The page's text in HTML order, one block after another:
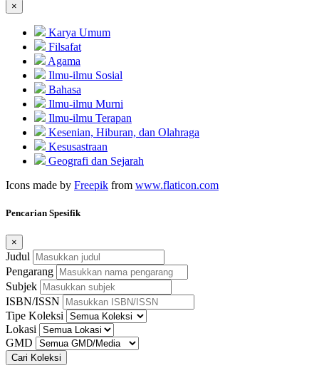
×
Karya Umum
Filsafat
Agama
Ilmu-ilmu Sosial
Bahasa
Ilmu-ilmu Murni
Ilmu-ilmu Terapan
Kesenian, Hiburan, dan Olahraga
Kesusastraan
Geografi dan Sejarah
Icons made by Freepik from www.flaticon.com
Pencarian Spesifik
×
Judul
Pengarang
Subjek
ISBN/ISSN
Tipe Koleksi
Lokasi
GMD
Cari Koleksi